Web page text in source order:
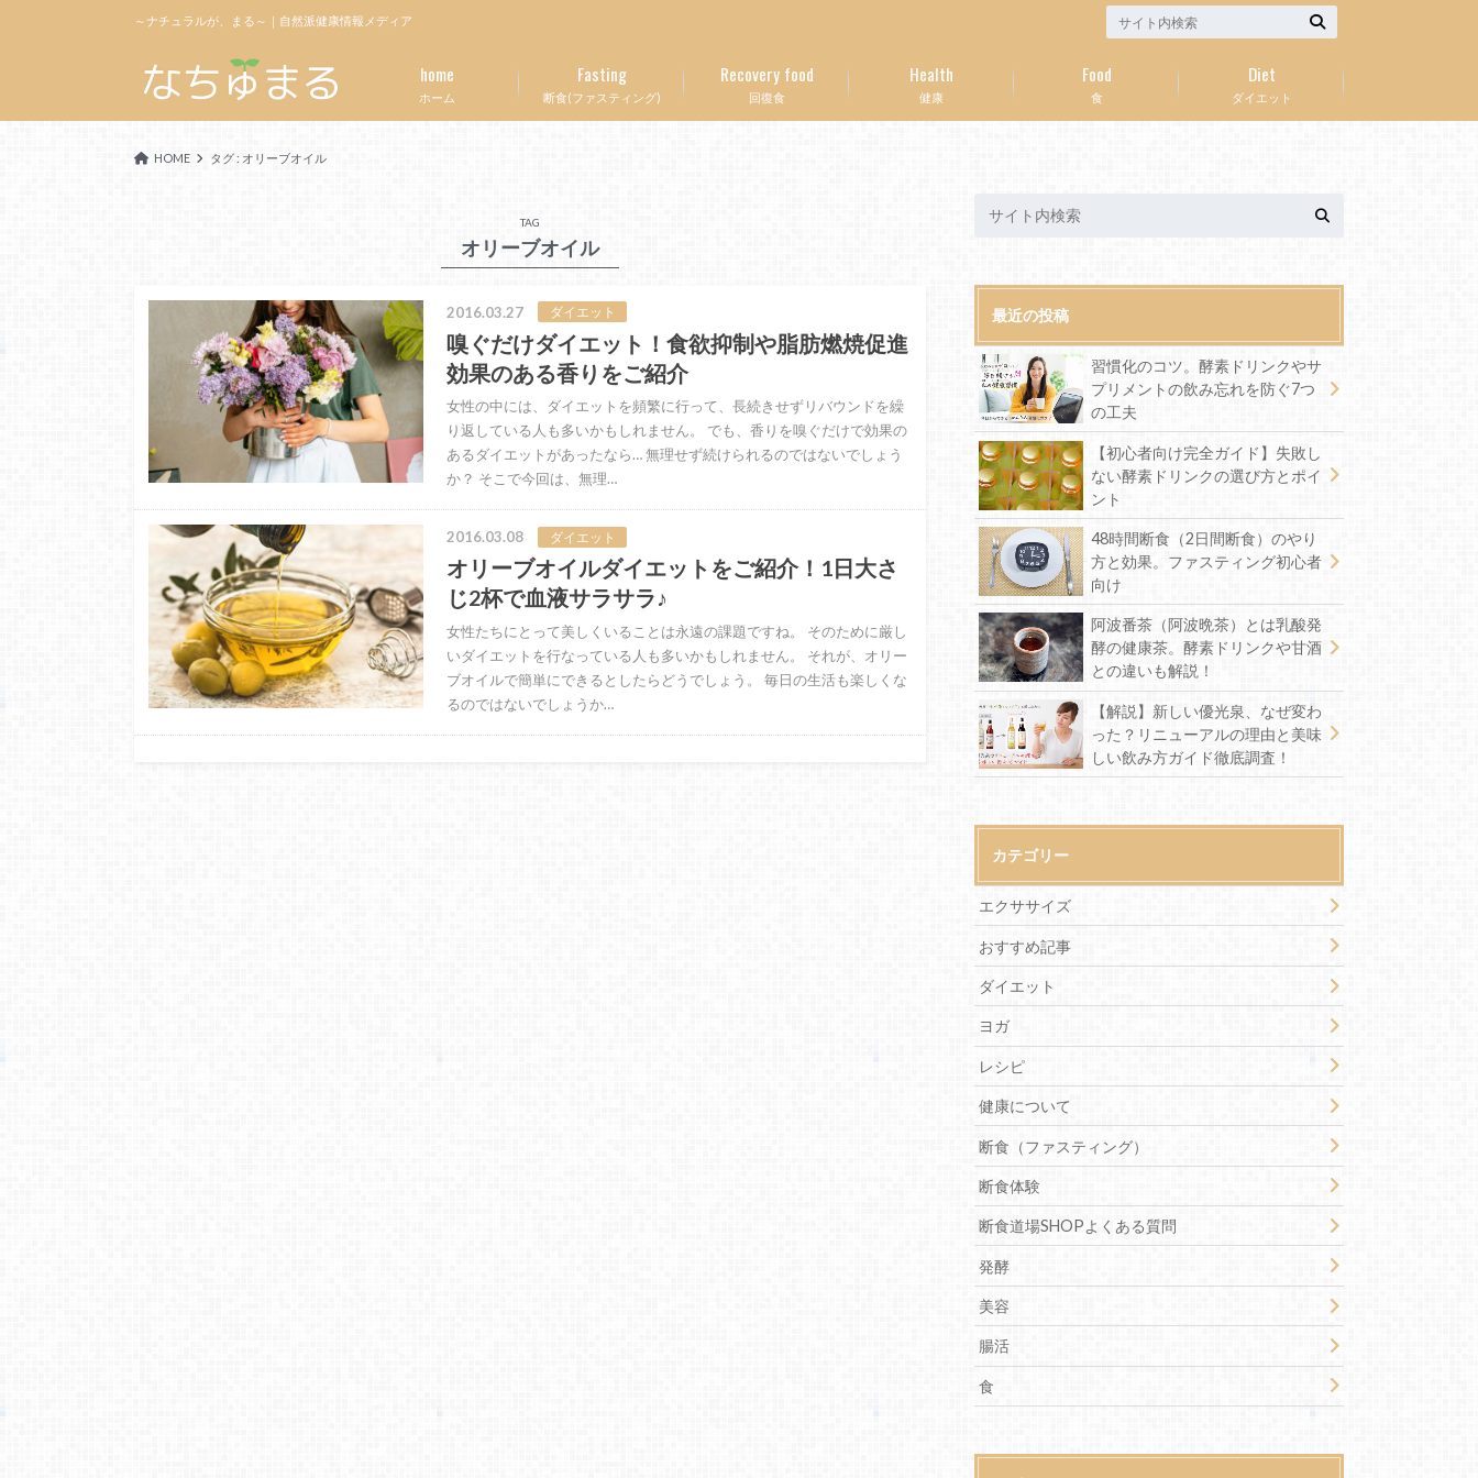
～ナチュラルが、まる～｜自然派健康情報メディア
ホーム
home
断食(ファスティング)
Fasting
回復食
Recovery food
健康
Health
食
Food
ダイエット
Diet
HOME タグ : オリーブオイル
TAG
オリーブオイル
2016.03.27 ダイエット
嗅ぐだけダイエット！食欲抑制や脂肪燃焼促進
効果のある香りをご紹介
女性の中には、ダイエットを頻繁に行って、長続きせずリバウンドを繰
り返している人も多いかもしれません。 でも、香りを嗅ぐだけで効果の
あるダイエットがあったなら… 無理せず続けられるのではないでしょう
か？ そこで今回は、無理…
2016.03.08 ダイエット
オリーブオイルダイエットをご紹介！1日大さ
じ2杯で血液サラサラ♪
女性たちにとって美しくいることは永遠の課題ですね。 そのために厳し
いダイエットを行なっている人も多いかもしれません。 それが、オリー
ブオイルで簡単にできるとしたらどうでしょう。 毎日の生活も楽しくな
るのではないでしょうか…
最近の投稿
習慣化のコツ。酵素ドリンクやサ
プリメントの飲み忘れを防ぐ7つ
の工夫
【初心者向け完全ガイド】失敗し
ない酵素ドリンクの選び方とポイ
ント
48時間断食（2日間断食）のやり
方と効果。ファスティング初心者
向け
阿波番茶（阿波晩茶）とは乳酸発
酵の健康茶。酵素ドリンクや甘酒
との違いも解説！
【解説】新しい優光泉、なぜ変わ
った？リニューアルの理由と美味
しい飲み方ガイド徹底調査！
カテゴリー
エクササイズ
おすすめ記事
ダイエット
ヨガ
レシピ
健康について
断食（ファスティング）
断食体験
断食道場SHOPよくある質問
発酵
美容
腸活
食